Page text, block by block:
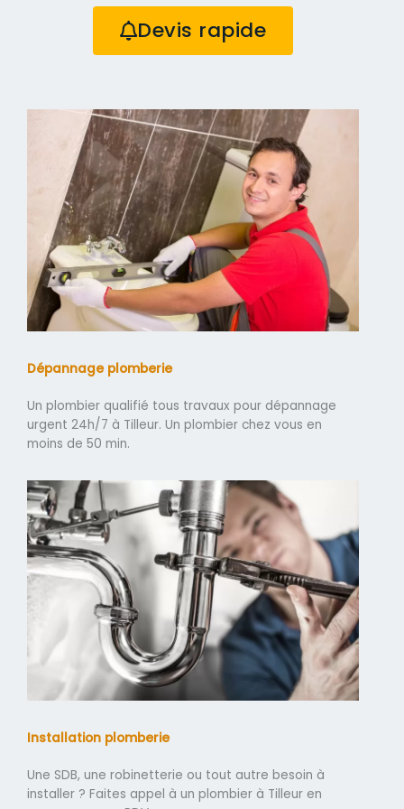
Devis rapide
Dépannage plomberie
Un plombier qualifié tous travaux pour dépannage
urgent 24h/7 à Tilleur. Un plombier chez vous en
moins de 50 min.
Installation plomberie
Une SDB, une robinetterie ou tout autre besoin à
installer ? Faites appel à un plombier à Tilleur en